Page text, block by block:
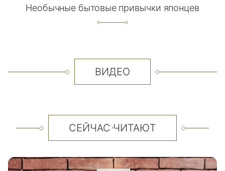
Необычные бытовые привычки японцев
ВИДЕО
СЕЙЧАС ЧИТАЮТ